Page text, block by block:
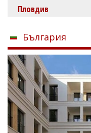
Пловдив
България